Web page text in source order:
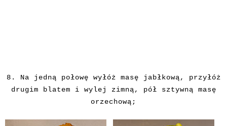
8. Na jedną połowę wyłóż masę jabłkową, przyłóż
drugim blatem i wylej zimną, pół sztywną masę
orzechową;